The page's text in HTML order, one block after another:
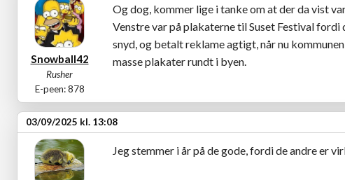
Snowball42
Rusher
E-peen: 878
Og dog, kommer lige i tanke om at der da vist
Venstre var på plakaterne til Suset Festival
snyd, og betalt reklame agtigt, når nu
masse plakater rundt i byen.
03/09/2025 kl. 13:08
Jeg stemmer i år på de gode, fordi de andre er